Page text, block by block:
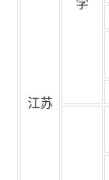
江苏
学